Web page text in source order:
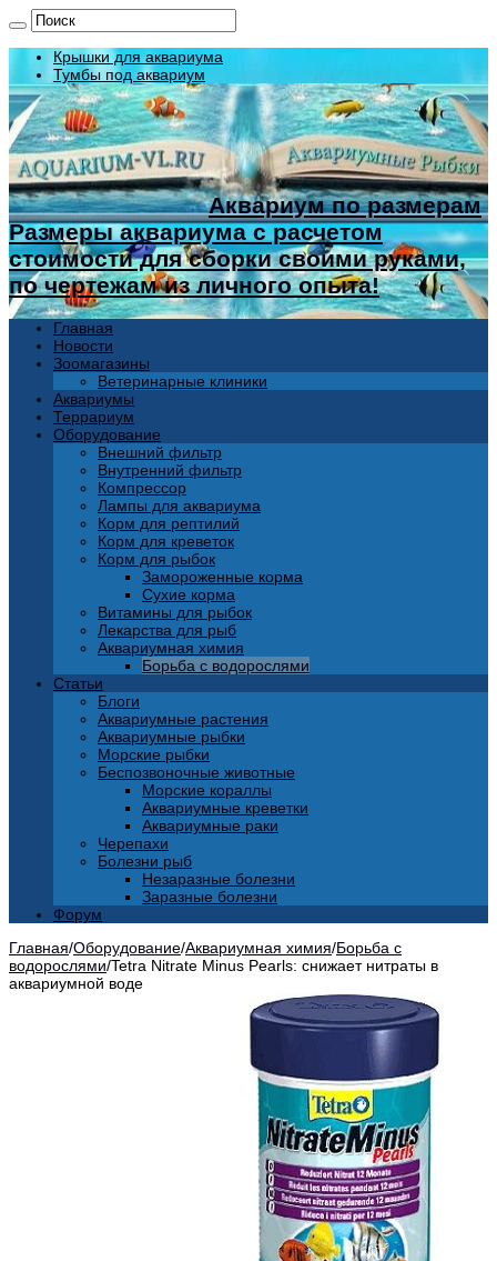
Крышки для аквариума
Тумбы под аквариум
Аквариум по размерам
Размеры аквариума с расчетом
стоимости для сборки своими руками,
по чертежам из личного опыта!
Главная
Новости
Зоомагазины
Ветеринарные клиники
Аквариумы
Террариум
Оборудование
Внешний фильтр
Внутренний фильтр
Компрессор
Лампы для аквариума
Корм для рептилий
Корм для креветок
Корм для рыбок
Замороженные корма
Сухие корма
Витамины для рыбок
Лекарства для рыб
Аквариумная химия
Борьба с водорослями
Статьи
Блоги
Аквариумные растения
Аквариумные рыбки
Морские рыбки
Беспозвоночные животные
Морские кораллы
Аквариумные креветки
Аквариумные раки
Черепахи
Болезни рыб
Незаразные болезни
Заразные болезни
Форум
Главная/Оборудование/Аквариумная химия/Борьба с
водорослями/Tetra Nitrate Minus Pearls: снижает нитраты в
аквариумной воде